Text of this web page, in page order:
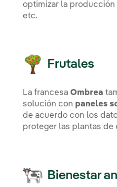
optimizar la
etc.
Frutales
La francesa Ombrea
solución con paneles
de acuerdo con los
proteger las plantas de
Bienestar